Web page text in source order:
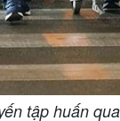
tập huấn